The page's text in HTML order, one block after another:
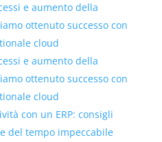
e aumento della
ottenuto successo con
cloud
e aumento della
ottenuto successo con
cloud
con un ERP: consigli
del tempo impeccabile